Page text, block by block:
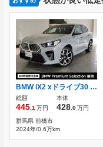
BMW iX2 xドライブ30 Mスポーツ 4WD 当社デモカー禁煙黒革ステアリングヒーター
総額
445.1万円
本体
428.0万円
群馬県 前橋市
2024年/0.6万km